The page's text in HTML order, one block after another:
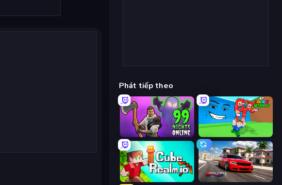
Phát tiếp theo
99 Nights in the Forest Online
CubeRealm.io Real Car Driving